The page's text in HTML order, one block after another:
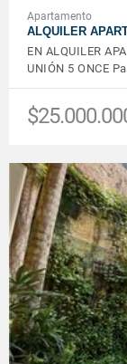
Apartamento
ALQUILER
EN ALQUILER
UNIÓN 5 ONCE